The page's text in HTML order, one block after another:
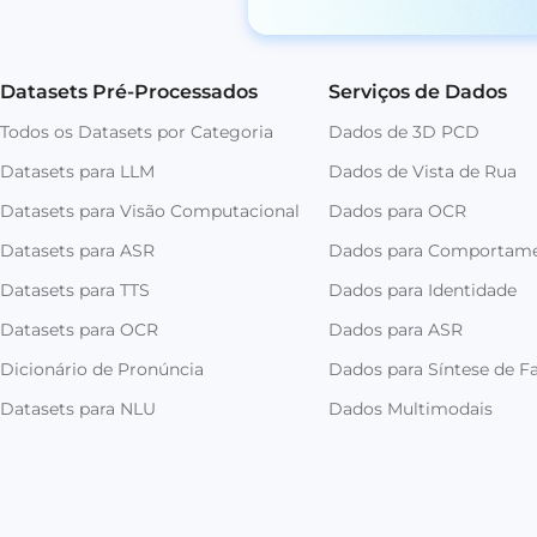
Datasets Pré-Processados
Todos os Datasets por Categoria
Datasets para LLM
Datasets para Visão Computacional
Datasets para ASR
Datasets para TTS
Datasets para OCR
Dicionário de Pronúncia
Datasets para NLU
Serviços de Dados
Dados de 3D PCD
Dados de Vista de Rua
Dados para OCR
Dados para
Dados para Identidade
Dados para ASR
Dados para Síntese de
Dados Multimodais